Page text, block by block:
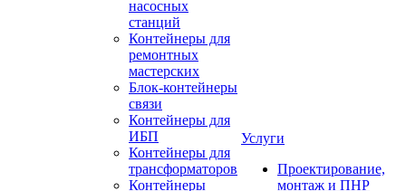
насосных
станций
Контейнеры для
ремонтных
мастерских
Блок-контейнеры
связи
Контейнеры для
ИБП
Контейнеры для
трансформаторов
Контейнеры
Услуги
Проектирование,
монтаж и ПНР